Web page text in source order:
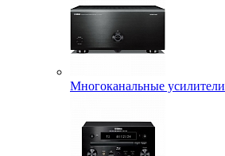
Многоканальные усилители